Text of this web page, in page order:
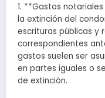
1. **Gastos
la extinción del
escrituras públicas y
correspondientes
gastos suelen ser
en partes iguales o
de extinción.